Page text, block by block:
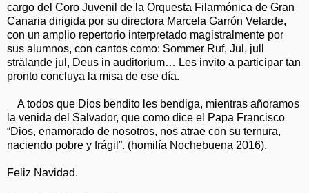
cargo del Coro Juvenil de la Orquesta Filarmónica de Gran
Canaria dirigida por su directora Marcela Garrón Velarde,
con un amplio repertorio interpretado magistralmente por
sus alumnos, con cantos como: Sommer Ruf, Jul, jull
strälande jul, Deus in auditorium… Les invito a participar tan
pronto concluya la misa de ese día.
A todos que Dios bendito les bendiga, mientras añoramos
la venida del Salvador, que como dice el Papa Francisco
“Dios, enamorado de nosotros, nos atrae con su ternura,
naciendo pobre y frágil”. (homilía Nochebuena 2016).
Feliz Navidad.